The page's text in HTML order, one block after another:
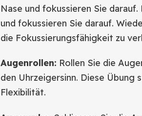
Nase und fokussieren Sie
und fokussieren Sie darauf.
die Fokussierungsfähigkeit zu
Augenrollen: Rollen Sie die
den Uhrzeigersinn. Diese
Flexibilität.